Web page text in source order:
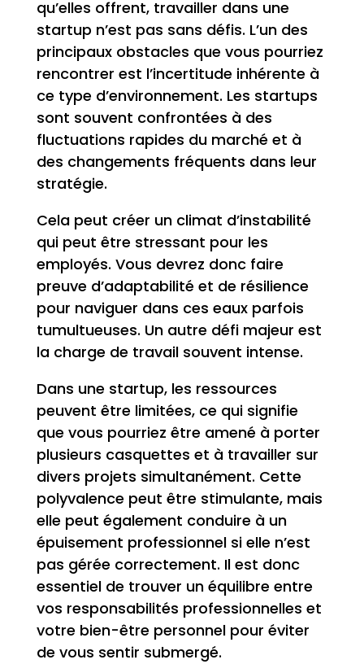
qu’elles offrent, travailler dans une
startup n’est pas sans défis. L’un des
principaux obstacles que vous pourriez
rencontrer est l’incertitude inhérente à
ce type d’environnement. Les startups
sont souvent confrontées à des
fluctuations rapides du marché et à
des changements fréquents dans leur
stratégie.
Cela peut créer un climat d’instabilité
qui peut être stressant pour les
employés. Vous devrez donc faire
preuve d’adaptabilité et de résilience
pour naviguer dans ces eaux parfois
tumultueuses. Un autre défi majeur est
la charge de travail souvent intense.
Dans une startup, les ressources
peuvent être limitées, ce qui signifie
que vous pourriez être amené à porter
plusieurs casquettes et à travailler sur
divers projets simultanément. Cette
polyvalence peut être stimulante, mais
elle peut également conduire à un
épuisement professionnel si elle n’est
pas gérée correctement. Il est donc
essentiel de trouver un équilibre entre
vos responsabilités professionnelles et
votre bien-être personnel pour éviter
de vous sentir submergé.